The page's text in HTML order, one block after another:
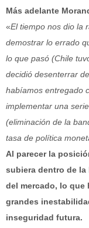
Más adelante
«El tiempo nos dio la
demostrar lo errado
lo que pasó (Chile
decidió desenterrar
habíamos entregado
implementar una
(eliminación de la
tasa de política
Al parecer la
subiera dentro de
del mercado, lo que
grandes
inseguridad futura.